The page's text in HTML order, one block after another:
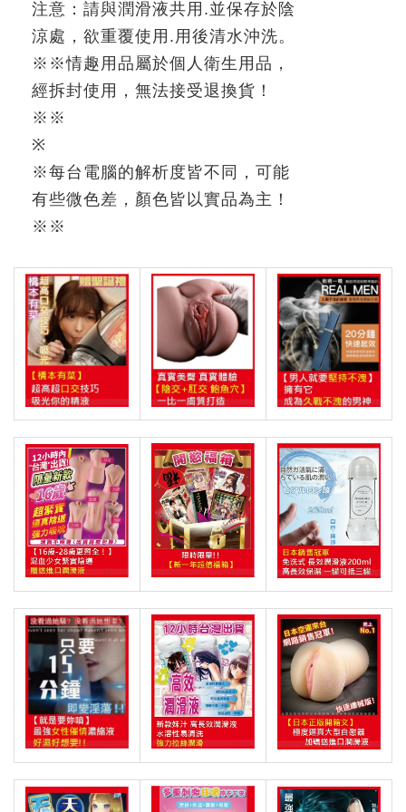
注意：請與潤滑液共用 .並保存於陰
涼處，欲重覆使用 . 用後清水沖洗。
※ ※情趣用品屬於個人衛生用品，
經拆封使用，無法接受退換貨！
※※
※
※每台電腦的解析度皆不同，可能
有些微色差，顏色皆以實品為主！
※ ※